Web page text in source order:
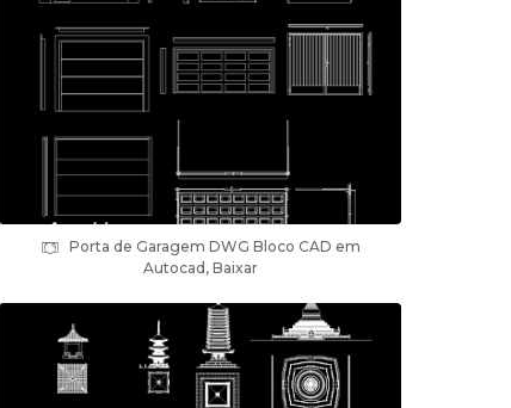
Porta de Garagem DWG Bloco CAD em
Autocad, Baixar